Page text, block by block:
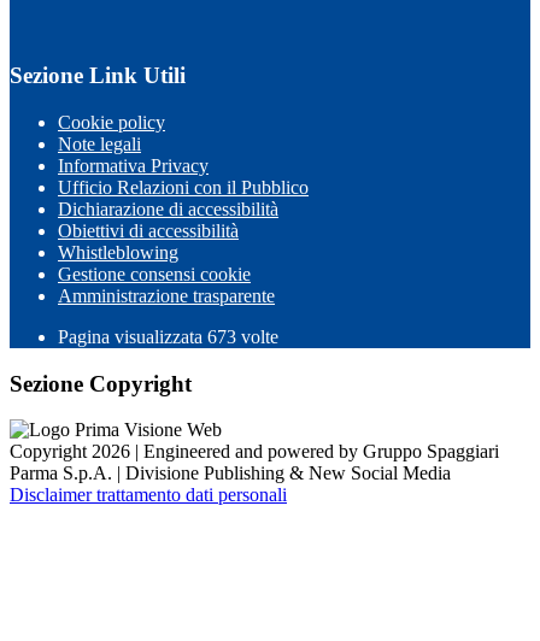
Sezione Link Utili
Cookie policy
Note legali
Informativa Privacy
Ufficio Relazioni con il Pubblico
Dichiarazione di accessibilità
Obiettivi di accessibilità
Whistleblowing
Gestione consensi cookie
Amministrazione trasparente
Pagina visualizzata 673 volte
Sezione Copyright
Copyright 2026 | Engineered and powered by Gruppo Spaggiari
Parma S.p.A. | Divisione Publishing & New Social Media
Disclaimer trattamento dati personali